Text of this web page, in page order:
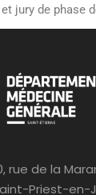
jury de phase
rue de la
Priest-en-